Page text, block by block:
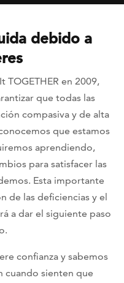
debido a
TOGETHER en 2009,
que todas las
compasiva y de alta
que estamos
aprendiendo,
para satisfacer las
Esta importante
de las deficiencias y el
a dar el siguiente paso
confianza y sabemos
cuando sienten que